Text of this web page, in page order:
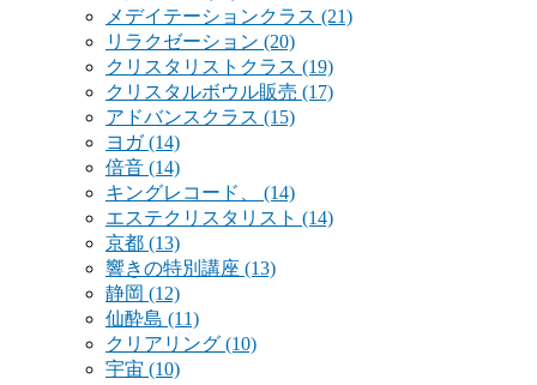
メデイテーションクラス (21)
リラクゼーション (20)
クリスタリストクラス (19)
クリスタルボウル販売 (17)
アドバンスクラス (15)
ヨガ(14)
倍音 (14)
キングレコード、 (14)
エステクリスタリスト (14)
京都 (13)
響きの特別講座 (13)
静岡 (12)
仙酔島 (11)
クリアリング (10)
宇宙 (10)